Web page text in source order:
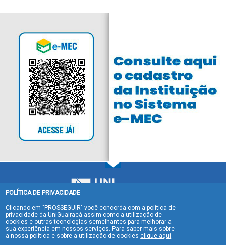
Política de Privacidade
POLÍTICA DE PRIVACIDADE
Clicando em "PROSSEGUIR" você concorda com a política de
privacidade da UniGuairacá assim como a utilização de
cookies e outras tecnologias semelhantes para melhorar a
sua experiência em nossos serviços. Para saber mais sobre
a nossa política e sobre a utilização de cookies clique aqui.